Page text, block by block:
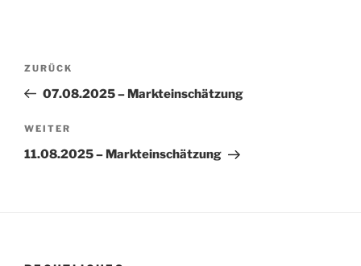
Beitragsnavigation
Vorheriger
Beitrag
ZURÜCK
07.08.2025 – Markteinschätzung
Nächster
Beitrag
WEITER
11.08.2025 – Markteinschätzung